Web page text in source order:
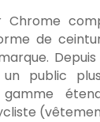
Chrome
de
public